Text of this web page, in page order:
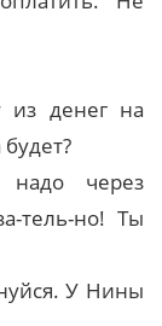
денег на
через
тель-но! Ты
У Нины